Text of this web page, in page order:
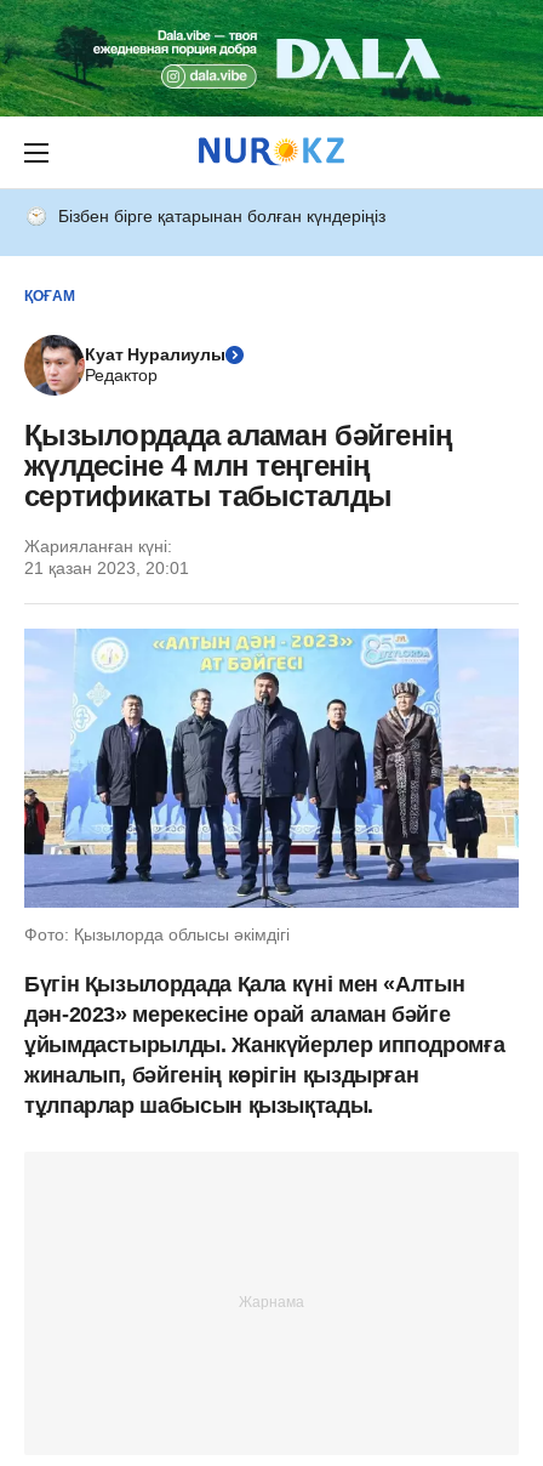
Бізбен бірге қатарынан болған күндеріңіз
ҚОҒАМ
Куат Нуралиулы
Редактор
Қызылордада аламан бәйгенің
жүлдесіне 4 млн теңгенің
сертификаты табысталды
Жарияланған күні:
21 қазан 2023, 20:01
Фото: Қызылорда облысы әкімдігі
Бүгін Қызылордада Қала күні мен «Алтын
дән-2023» мерекесіне орай аламан бәйге
ұйымдастырылды. Жанкүйерлер ипподромға
жиналып, бәйгенің көрігін қыздырған
тұлпарлар шабысын қызықтады.